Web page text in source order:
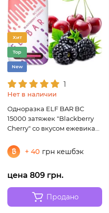
Хит
Top
New
1
Нет в наличии
Одноразка ELF BAR BC
15000 затяжек "Blackberry
Cherry" со вкусом ежевика
+ 40 грн кешбэк
цена 809 грн.
Продано